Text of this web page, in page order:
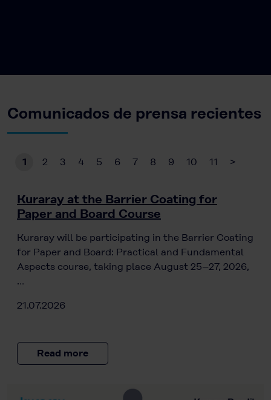
Comunicados de prensa recientes
1 2 3 4 5 6 7 8 9 10 11 >
Kuraray at the Barrier Coating for
Paper and Board Course
Kuraray will be participating in the Barrier Coating
for Paper and Board: Practical and Fundamental
Aspects course, taking place August 25–27, 2026,
…
21.07.2026
Read more